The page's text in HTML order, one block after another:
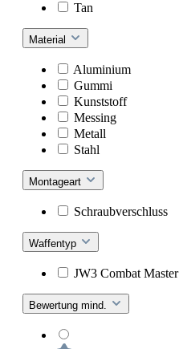
Tan
Material
Aluminium
Gummi
Kunststoff
Messing
Metall
Stahl
Montageart
Schraubverschluss
Waffentyp
JW3 Combat Master
Bewertung mind.